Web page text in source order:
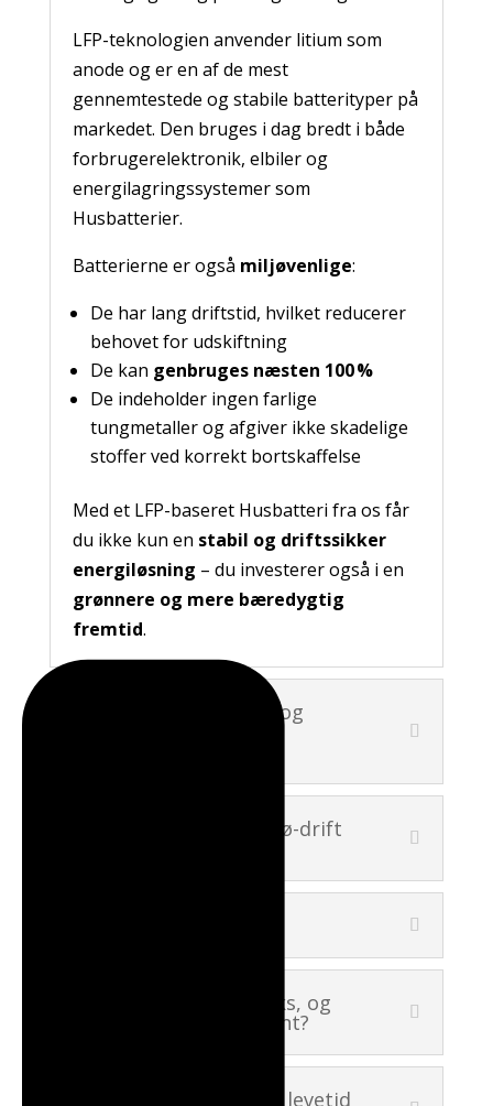
LFP-teknologien anvender litium som
anode og er en af de mest
gennemtestede og stabile batterityper på
markedet. Den bruges i dag bredt i både
forbrugerelektronik, elbiler og
energilagringssystemer som
Husbatterier.
Batterierne er også miljøvenlige:
De har lang driftstid, hvilket reducerer
behovet for udskiftning
De kan genbruges næsten 100 %
De indeholder ingen farlige
tungmetaller og afgiver ikke skadelige
stoffer ved korrekt bortskaffelse
Med et LFP-baseret Husbatteri fra os får
du ikke kun en stabil og driftssikker
energiløsning – du investerer også i en
grønnere og mere bæredygtig
fremtid.
Skal jeg have en LAN- og
Hvad er forskellen på ø-drift
Hvad gør en IBESS Boks, og
hvad gør den intelligent?
Hvad er den forventet levetid